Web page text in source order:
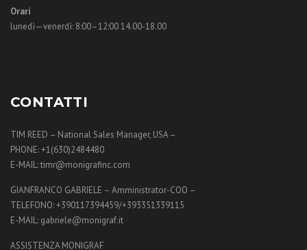
Orari
lunedì—venerdì: 8:00–12:00 14.00-18.00
CONTATTI
TIM REED – National Sales Manager, USA –
PHONE: +1(630)2484480
E-MAIL: timr@monigrafinc.com
GIANFRANCO GABRIELE – Amministrator-COO –
TELEFONO: +390117394459/+393351339115
E-MAIL: gabriele@monigraf.it
ASSISTENZA MONIGRAF